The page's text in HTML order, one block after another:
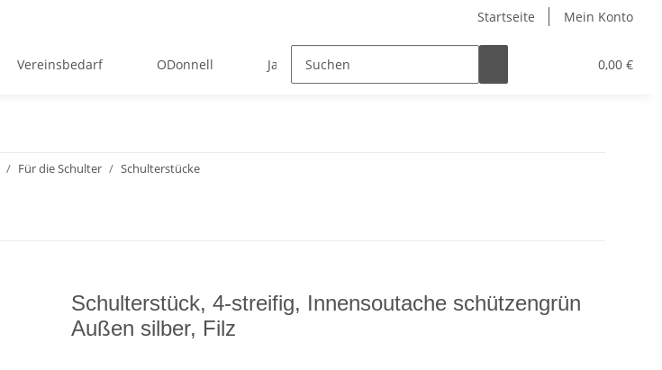
Startseite Mein Konto
0,00 €
Vereinsbedarf ODonnell Jagdauszeichnungen Teamware
Für die Schulter
Schulterstücke
Schulterstück, 4-streifig, Innensoutache schützengrün
Außen silber, Filz